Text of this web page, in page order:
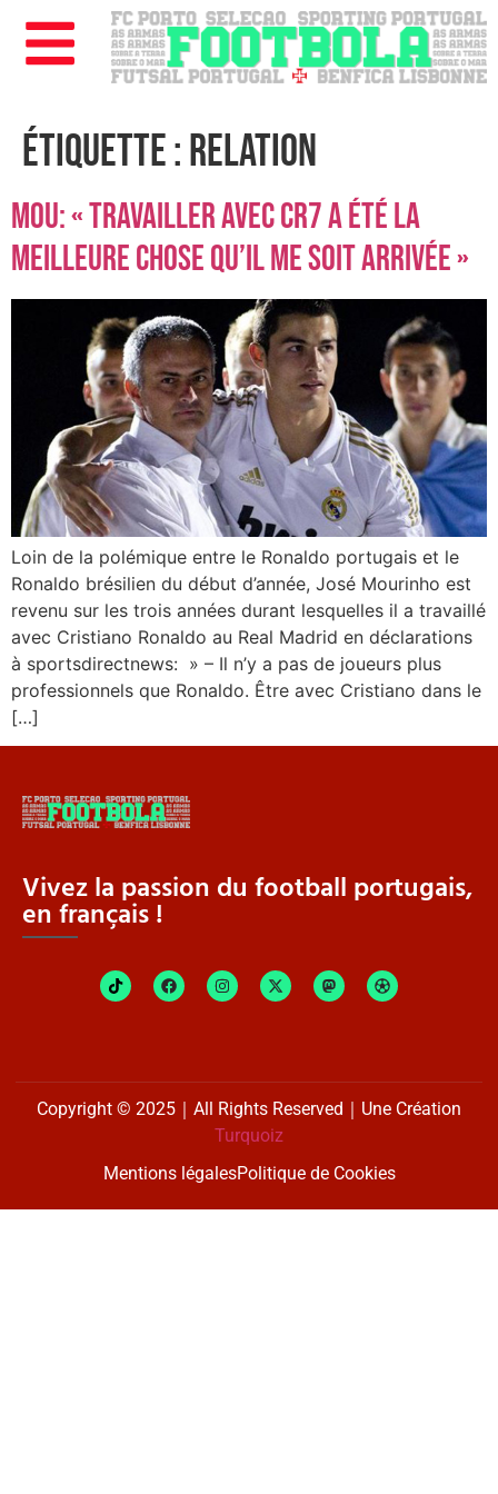
Étiquette :relation
Mou: « Travailler avec CR7 a été la
meilleure chose qu’il me soit arrivée »
Loin de la polémique entre le Ronaldo portugais et le
Ronaldo brésilien du début d’année, José Mourinho est
revenu sur les trois années durant lesquelles il a travaillé
avec Cristiano Ronaldo au Real Madrid en déclarations
à sportsdirectnews: » – Il n’y a pas de joueurs plus
professionnels que Ronaldo. Être avec Cristiano dans le
[…]
Vivez la passion du football portugais,
en français !
Copyright © 2025｜All Rights Reserved｜Une Création
Turquoiz
Mentions légalesPolitique de Cookies